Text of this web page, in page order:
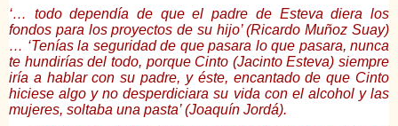
‘… todo dependía de que el padre de Esteva diera los
fondos para los proyectos de su hijo’ (Ricardo Muñoz Suay)
… ‘Tenías la seguridad de que pasara lo que pasara, nunca
te hundirías del todo, porque Cinto (Jacinto Esteva) siempre
iría a hablar con su padre, y éste, encantado de que Cinto
hiciese algo y no desperdiciara su vida con el alcohol y las
mujeres, soltaba una pasta’ (Joaquín Jordá).